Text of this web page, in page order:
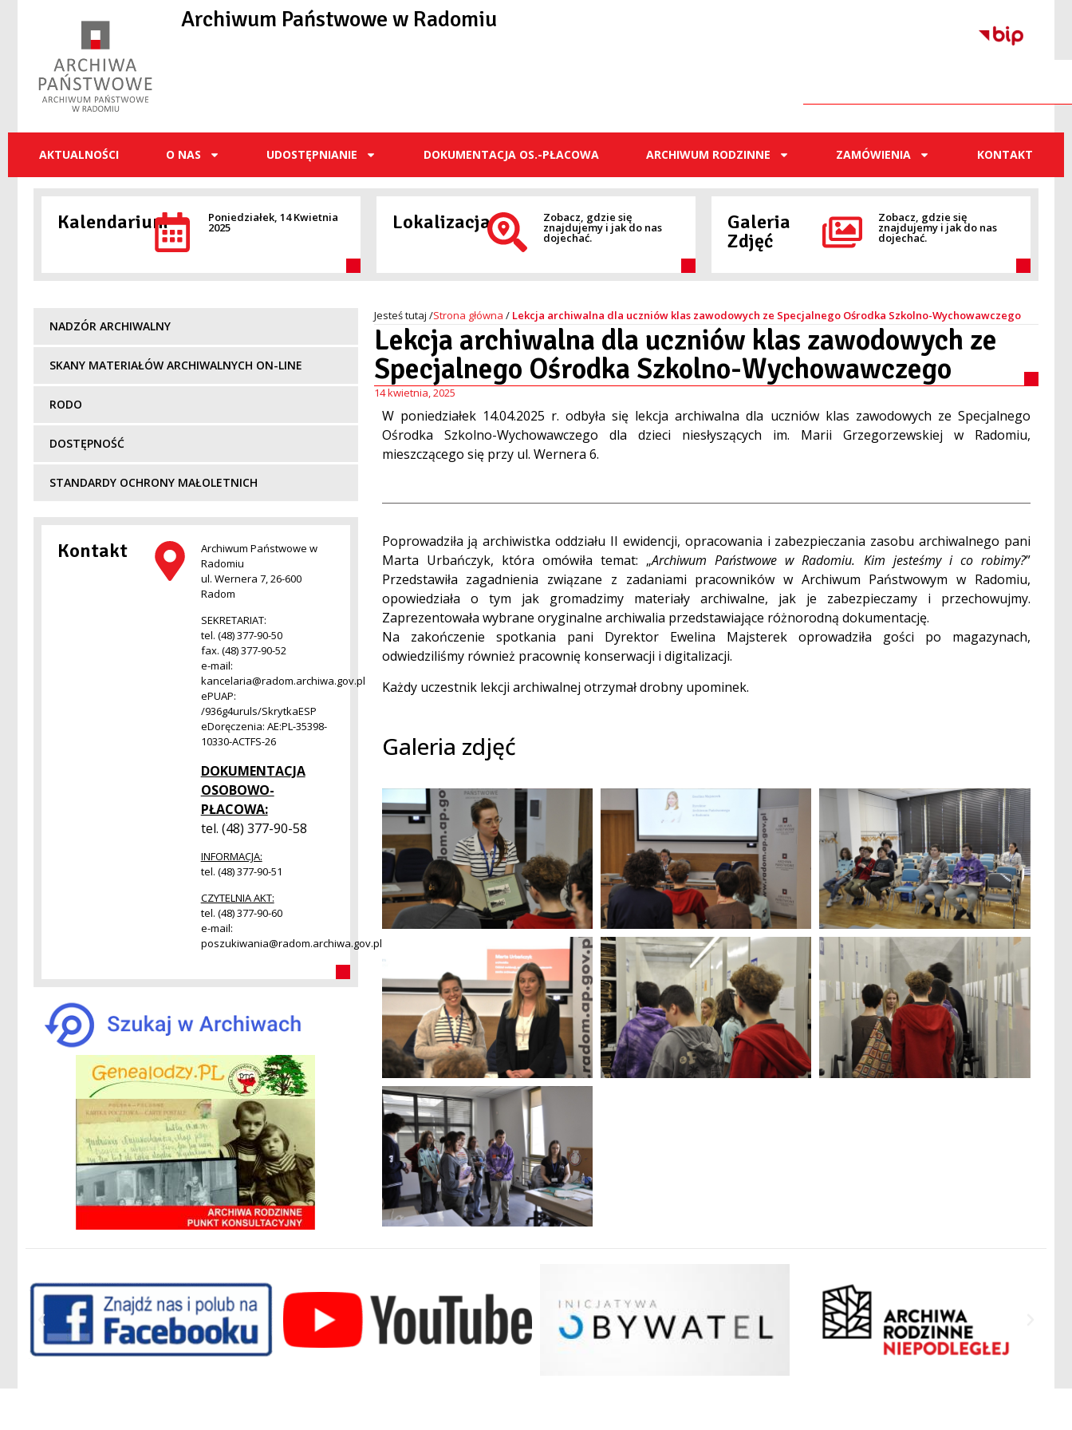
Archiwum Państwowe w Radomiu
AKTUALNOŚCI O NAS UDOSTĘPNIANIE DOKUMENTACJA OS.-PŁACOWA ARCHIWUM RODZINNE ZAMÓWIENIA KONTAKT
Kalendarium Poniedziałek, 14 Kwietnia
2025 Lokalizacja Zobacz, gdzie się
znajdujemy i jak do nas
dojechać.
Galeria
Zdjęć
Zobacz, gdzie się
znajdujemy i jak do nas
dojechać.
NADZÓR ARCHIWALNY
SKANY MATERIAŁÓW ARCHIWALNYCH ON-LINE
RODO
DOSTĘPNOŚĆ
STANDARDY OCHRONY MAŁOLETNICH
Kontakt
Archiwum Państwowe w
Radomiu
ul. Wernera 7, 26-600
Radom
SEKRETARIAT:
tel. (48) 377-90-50
fax. (48) 377-90-52
e-mail:
kancelaria@radom.archiwa.gov.pl
ePUAP:
/936g4uruls/SkrytkaESP
eDoręczenia: AE:PL-35398-
10330-ACTFS-26
DOKUMENTACJA
OSOBOWO-
PŁACOWA:
tel. (48) 377-90-58
INFORMACJA:
tel. (48) 377-90-51
CZYTELNIA AKT:
tel. (48) 377-90-60
e-mail:
poszukiwania@radom.archiwa.gov.pl
Strona główna / Lekcja archiwalna dla uczniów klas zawodowych ze Specjalnego Ośrodka Szkolno-Wychowawczego
Lekcja archiwalna dla uczniów klas zawodowych ze
Specjalnego Ośrodka Szkolno-Wychowawczego
14 kwietnia, 2025
W poniedziałek 14.04.2025 r. odbyła się lekcja archiwalna dla uczniów klas zawodowych ze Specjalnego
Ośrodka Szkolno-Wychowawczego dla dzieci niesłyszących im. Marii Grzegorzewskiej w Radomiu,
mieszczącego się przy ul. Wernera 6.
Poprowadziła ją archiwistka oddziału II ewidencji, opracowania i zabezpieczania zasobu archiwalnego pani
Marta Urbańczyk, która omówiła temat: „Archiwum Państwowe w Radomiu. Kim jesteśmy i co robimy?”
Przedstawiła zagadnienia związane z zadaniami pracowników w Archiwum Państwowym w Radomiu,
opowiedziała o tym jak gromadzimy materiały archiwalne, jak je zabezpieczamy i przechowujmy.
Zaprezentowała wybrane oryginalne archiwalia przedstawiające różnorodną dokumentację.
Na zakończenie spotkania pani Dyrektor Ewelina Majsterek oprowadziła gości po magazynach,
odwiedziliśmy również pracownię konserwacji i digitalizacji.
Każdy uczestnik lekcji archiwalnej otrzymał drobny upominek.
Galeria zdjęć